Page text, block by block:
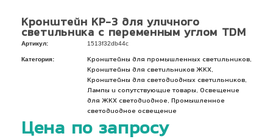
Кронштейн КР-3 для уличного
светильника с переменным углом TDM
Артикул: 1513f32db44c
Категория: Кронштейны для промышленных светильников
Кронштейны для светильников ЖКХ
Кронштейны для светодиодных светильников
Лампы и сопутствующие товары
Освещение
для ЖКХ светодиодное
Промышленное
светодиодное освещение
Цена по запросу